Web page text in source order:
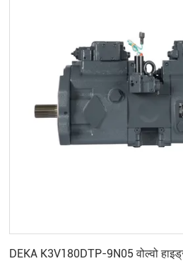
DEKA K3V180DTP-9N05 वोल्वो